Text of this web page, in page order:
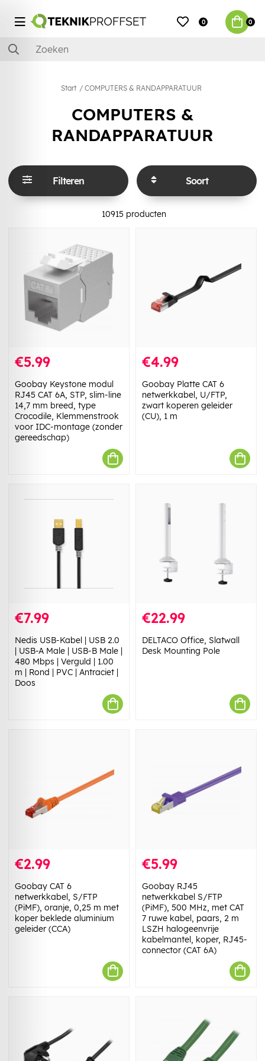
0 0
Start COMPUTERS & RANDAPPARATUUR
COMPUTERS &
RANDAPPARATUUR
Filteren Soort
10915 producten
€5.99
Goobay Keystone modul
RJ45 CAT 6A, STP, slim-line
14,7 mm breed, type
Crocodile, Klemmenstrook
voor IDC-montage (zonder
gereedschap)
€4.99
Goobay Platte CAT 6
netwerkkabel, U/FTP,
zwart koperen geleider
(CU), 1 m
€7.99
Nedis USB-Kabel | USB 2.0
| USB-A Male | USB-B Male |
480 Mbps | Verguld | 1.00
m | Rond | PVC | Antraciet |
Doos
€22.99
DELTACO Office, Slatwall
Desk Mounting Pole
€2.99
Goobay CAT 6
netwerkkabel, S/FTP
(PiMF), oranje, 0,25 m met
koper beklede aluminium
geleider (CCA)
€5.99
Goobay RJ45
netwerkkabel S/FTP
(PiMF), 500 MHz, met CAT
7 ruwe kabel, paars, 2 m
LSZH halogeenvrije
kabelmantel, koper, RJ45-
connector (CAT 6A)